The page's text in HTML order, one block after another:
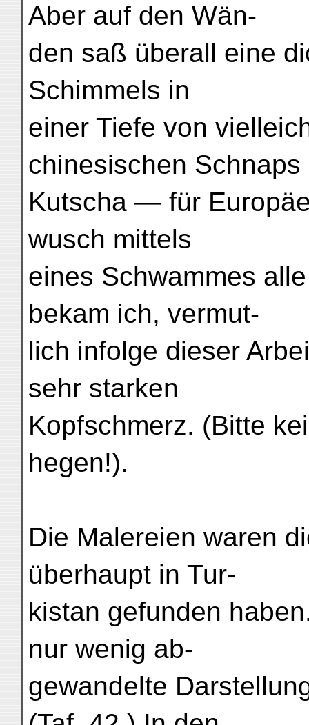
Aber auf den Wän-
den saß überall eine
Schimmels in
einer Tiefe von
chinesischen Schnaps
Kutscha — für
wusch mittels
eines Schwammes
bekam ich, vermut-
lich infolge dieser
sehr starken
Kopfschmerz. (Bitte
hegen!).
Die Malereien waren
überhaupt in Tur-
kistan gefunden
nur wenig ab-
gewandelte